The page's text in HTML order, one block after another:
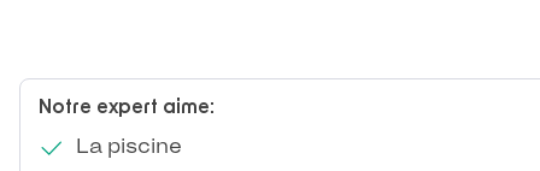
Notre expert aime:
La piscine